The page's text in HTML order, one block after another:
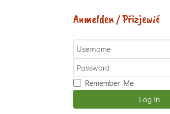
Anmelden / Přizjewić
Username
Password
Remember Me
Log in